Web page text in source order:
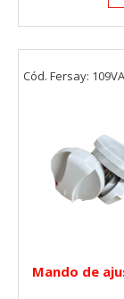
Mando de
Cód. Fersay: